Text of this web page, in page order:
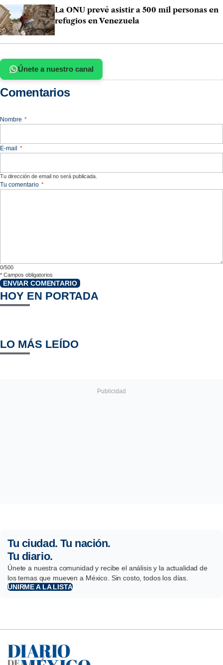
La ONU prevé asistir a 500 mil personas en
refugios en Venezuela
Únete a nuestro canal
Comentarios
Nombre *
E-mail *
Tu dirección de email no será publicada.
Tu comentario *
0/500
* Campos obligatorios
ENVIAR COMENTARIO
HOY EN PORTADA
LO MÁS LEÍDO
Tu ciudad. Tu nación.
Tu diario.
Únete a nuestra comunidad y recibe el análisis y la actualidad de
los temas que mueven a México. Sin costo, todos los días.
UNIRME A LA LISTA